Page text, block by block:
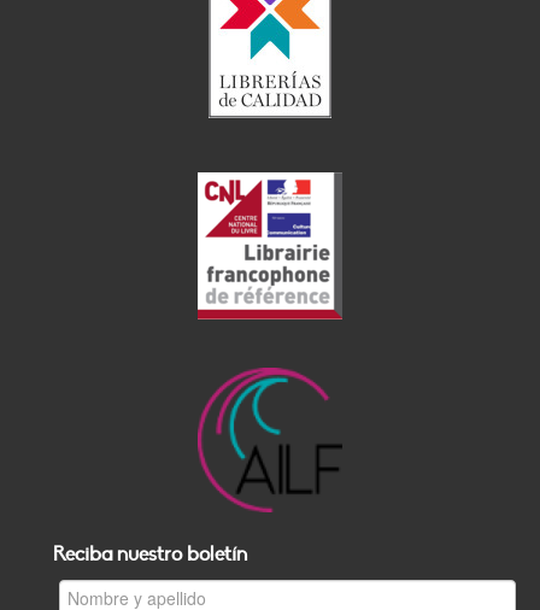
Reciba nuestro boletín